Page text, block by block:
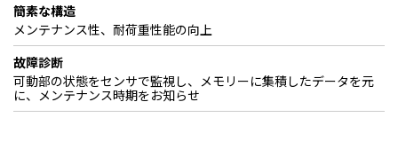
簡素な構造
メンテナンス性、耐荷重性能の向上
故障診断
可動部の状態をセンサで監視し、メモリーに集積したデータを元
に、メンテナンス時期をお知らせ